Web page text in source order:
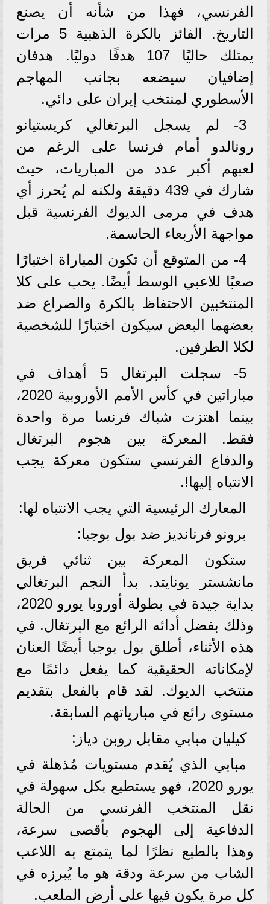
الفرنسي، فهذا من شأنه أن يصنع
التاريخ. الفائز بالكرة الذهبية 5 مرات
يمتلك حاليًا 107 هدفًا دوليًا. هدفان
إضافيان سيضعه بجانب المهاجم
الأسطوري لمنتخب إيران على دائي.
3- لم يسجل البرتغالي كريستيانو
رونالدو أمام فرنسا على الرغم من
لعبهم أكبر عدد من المباريات، حيث
شارك في 439 دقيقة ولكنه لم يُحرز أي
هدف في مرمى الديوك الفرنسية قبل
مواجهة الأربعاء الحاسمة.
4- من المتوقع أن تكون المباراة اختبارًا
صعبًا للاعبي الوسط أيضًا. يحب على كلا
المنتخبين الاحتفاظ بالكرة والصراع ضد
بعضهما البعض سيكون اختبارًا للشخصية
لكلا الطرفين.
5- سجلت البرتغال 5 أهداف في
مباراتين في كأس الأمم الأوروبية 2020،
بينما اهتزت شباك فرنسا مرة واحدة
فقط. المعركة بين هجوم البرتغال
والدفاع الفرنسي ستكون معركة يجب
الانتباه إليها!.
المعارك الرئيسية التي يجب الانتباه لها:
برونو فرنانديز ضد بول بوجبا:
ستكون المعركة بين ثنائي فريق
مانشستر يونايتد. بدأ النجم البرتغالي
بداية جيدة في بطولة أوروبا يورو 2020،
وذلك بفضل أدائه الرائع مع البرتغال. في
هذه الأثناء، أطلق بول بوجبا أيضًا العنان
لإمكاناته الحقيقية كما يفعل دائمًا مع
منتخب الديوك. لقد قام بالفعل بتقديم
مستوى رائع في مبارياتهم السابقة.
كيليان مبابي مقابل روبن دياز:
مبابي الذي يُقدم مستويات مُذهلة في
يورو 2020، فهو يستطيع بكل سهولة في
نقل المنتخب الفرنسي من الحالة
الدفاعية إلى الهجوم بأقصى سرعة،
وهذا بالطبع نظرًا لما يتمتع به اللاعب
الشاب من سرعة ودقة هو ما يُبرزه في
كل مرة يكون فيها على أرض الملعب.